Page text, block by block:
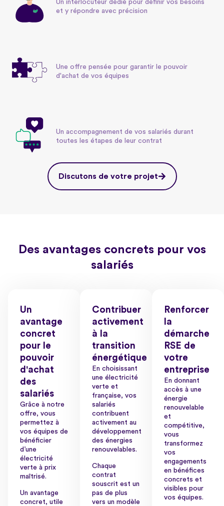
Un interlocuteur dédié pour définir vos besoins
et y répondre avec précision
Une offre pensée pour garantir le pouvoir
d'achat de vos équipes
Un accompagnement de vos salariés durant
toutes les étapes de leur contrat
Discutons de votre projet
Des avantages concrets pour vos
salariés
Un
avantage
concret
pour le
pouvoir
d'achat
des
salariés
Grâce à notre
offre, vous
permettez à
vos équipes de
bénéficier
d’une
électricité
verte à prix
maîtrisé.
Un avantage
concret, utile
Contribuer
activement
à la
transition
énergétique
En choisissant
une électricité
verte et
française, vos
salariés
contribuent
activement au
développement
des énergies
renouvelables.
Chaque
contrat
souscrit est un
pas de plus
vers un modèle
Renforcer
la
démarche
RSE de
votre
entreprise
En donnant
accès à une
énergie
renouvelable
et
compétitive,
vous
transformez
vos
engagements
en bénéfices
concrets et
visibles pour
vos équipes.